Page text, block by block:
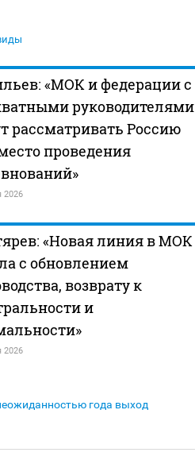
«МОК и федерации с
руководителями
рассматривать Россию
проведения
2026
«Новая линия в МОК
с обновлением
возврату к
и
2026
года выход